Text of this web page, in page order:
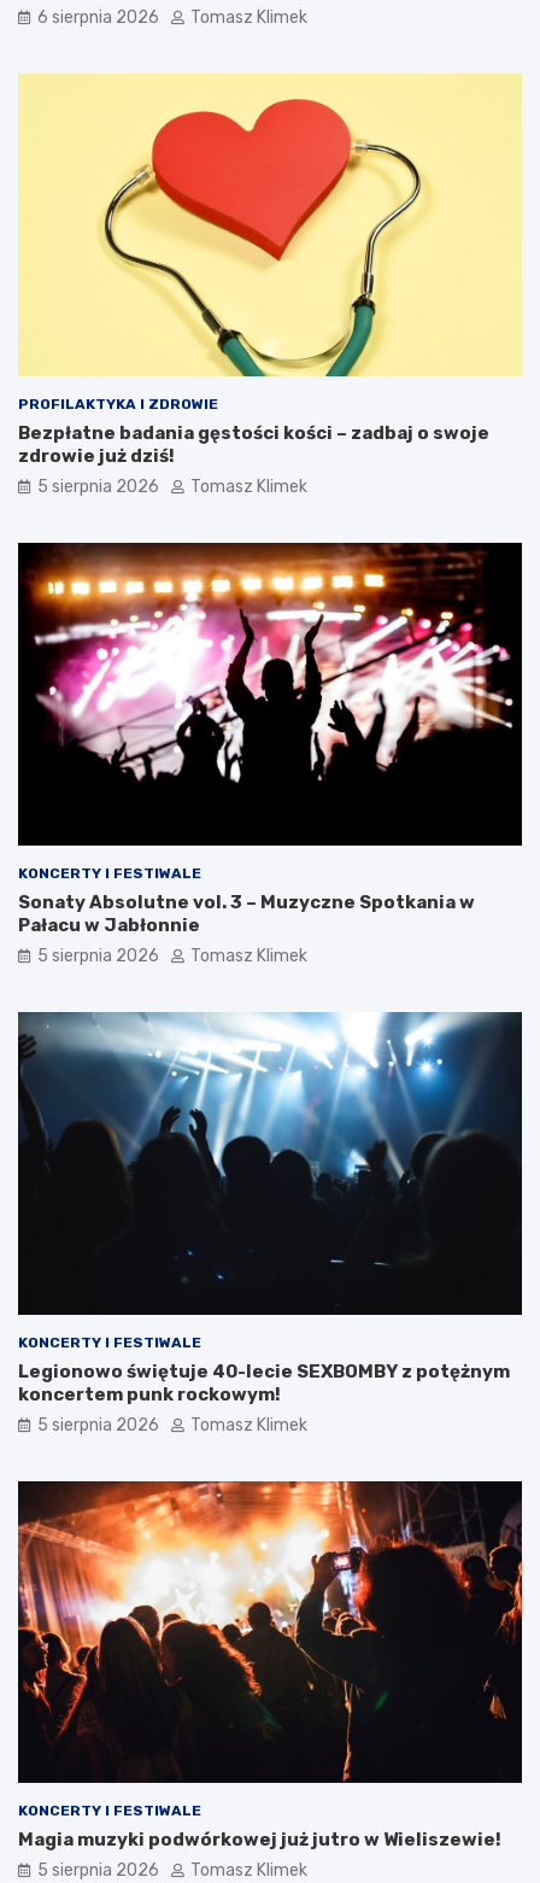
6 sierpnia 2026 Tomasz Klimek
PROFILAKTYKA I ZDROWIE
Bezpłatne badania gęstości kości – zadbaj o swoje
zdrowie już dziś!
5 sierpnia 2026 Tomasz Klimek
KONCERTY I FESTIWALE
Sonaty Absolutne vol. 3 – Muzyczne Spotkania w
Pałacu w Jabłonnie
5 sierpnia 2026 Tomasz Klimek
KONCERTY I FESTIWALE
Legionowo świętuje 40-lecie SEXBOMBY z potężnym
koncertem punk rockowym!
5 sierpnia 2026 Tomasz Klimek
KONCERTY I FESTIWALE
Magia muzyki podwórkowej już jutro w Wieliszewie!
5 sierpnia 2026 Tomasz Klimek